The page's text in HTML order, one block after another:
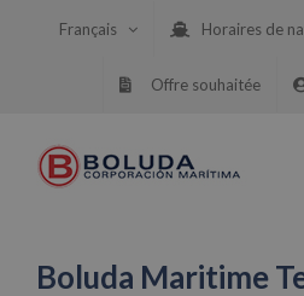
Français Horaires de
Offre souhaitée
Boluda Maritime